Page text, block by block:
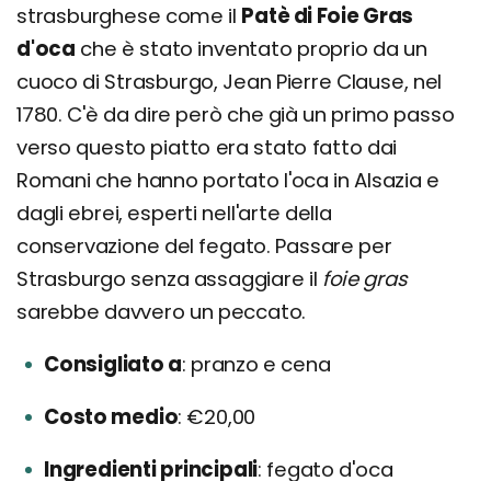
strasburghese come il Patè di Foie Gras
d'oca che è stato inventato proprio da un
cuoco di Strasburgo, Jean Pierre Clause, nel
1780. C'è da dire però che già un primo passo
verso questo piatto era stato fatto dai
Romani che hanno portato l'oca in Alsazia e
dagli ebrei, esperti nell'arte della
conservazione del fegato. Passare per
Strasburgo senza assaggiare il foie gras
sarebbe davvero un peccato.
Consigliato a pranzo e cena
Costo medio €20,00
Ingredienti principali fegato d'oca